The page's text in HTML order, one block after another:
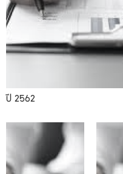
ปี 2562
09.2019